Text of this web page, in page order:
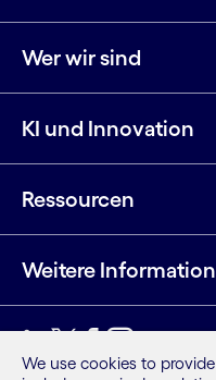
Wer wir sind
KI und Innovation
Ressourcen
Weitere
LinkedIn
Twitter
Facebook
We use cookies to